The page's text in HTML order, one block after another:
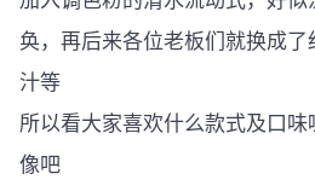
奂，再后来各位老板们就换成
汁等
所以看大家喜欢什么款式及口
像吧